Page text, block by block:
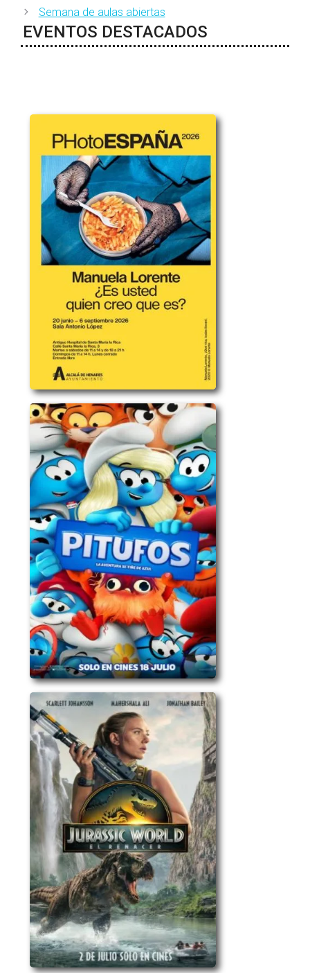
Semana de aulas abiertas
EVENTOS DESTACADOS